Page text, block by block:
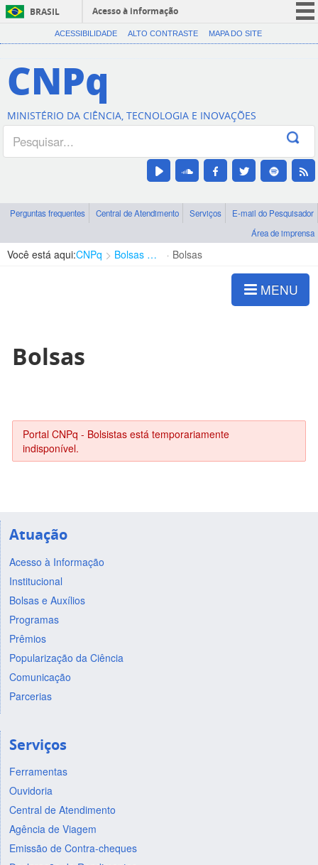
BRASIL
Acesso à informação
CORONAVÍRUS (COVID-19)
Canais
ACESSIBILIDADE ALTO CONTRASTE MAPA DO SITE
CNPq
MINISTÉRIO DA CIÊNCIA, TECNOLOGIA E INOVAÇÕES
Perguntas frequentes Central de Atendimento Serviços
E-mail do Pesquisador
Área de imprensa
Você está aqui:CNPq Bolsas e Auxílios Vigentes Bolsas
MENU
Bolsas
Portal CNPq - Bolsistas está temporariamente
indisponível.
Atuação
Acesso à Informação
Institucional
Bolsas e Auxílios
Programas
Prêmios
Popularização da Ciência
Comunicação
Parcerias
Serviços
Ferramentas
Ouvidoria
Central de Atendimento
Agência de Viagem
Emissão de Contra-cheques